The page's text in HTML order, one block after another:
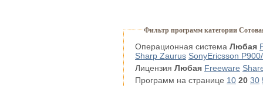
Фильтр программ категории
Операционная система Любая
Sharp Zaurus SonyEricsson
Лицензия Любая Freeware
Программ на странице 10 20 30